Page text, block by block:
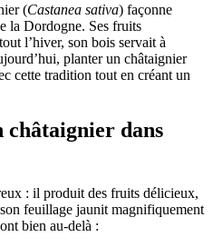
(Castanea sativa) façonne
la Dordogne. Ses fruits
l’hiver, son bois servait à
planter un châtaignier
cette tradition tout en créant un
dans
: il produit des fruits délicieux,
feuillage jaunit magnifiquement
bien au-delà :